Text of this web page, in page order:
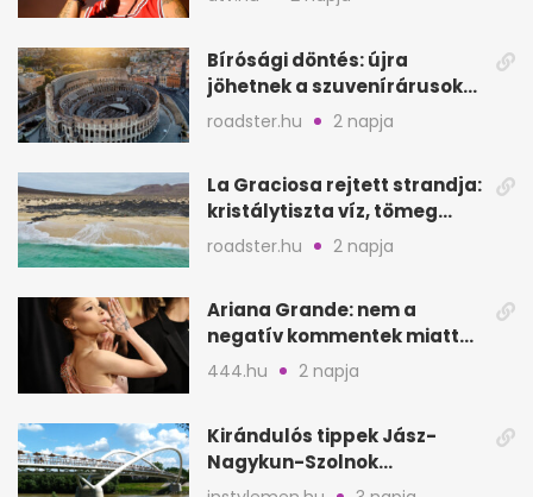
Bírósági döntés: újra
jöhetnek a szuvenírárusok
Európa ikonikus helyére
roadster.hu 2 napja
La Graciosa rejtett strandja:
kristálytiszta víz, tömeg
nélkül
roadster.hu 2 napja
Ariana Grande: nem a
negatív kommentek miatt
vonul vissza
444.hu 2 napja
Kirándulós tippek Jász-
Nagykun-Szolnok
megyében: 6 kihagyhatatlan